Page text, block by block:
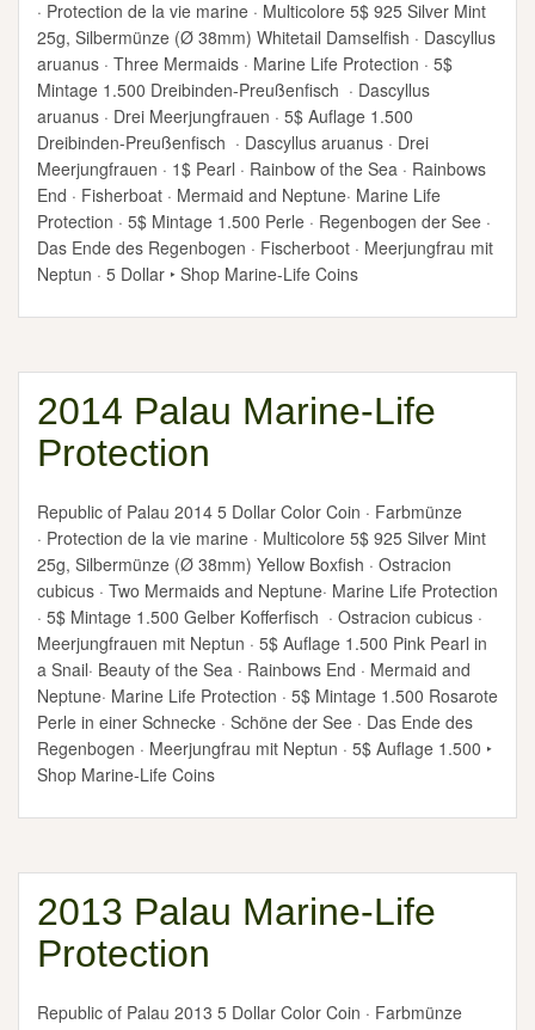
· Protection de la vie marine · Multicolore 5$ 925 Silver Mint
25g, Silbermünze (Ø 38mm) Whitetail Damselfish · Dascyllus
aruanus · Three Mermaids · Marine Life Protection · 5$
Mintage 1.500 Dreibinden-Preußenfisch · Dascyllus
aruanus · Drei Meerjungfrauen · 5$ Auflage 1.500
Dreibinden-Preußenfisch · Dascyllus aruanus · Drei
Meerjungfrauen · 1$ Pearl · Rainbow of the Sea · Rainbows
End · Fisherboat · Mermaid and Neptune· Marine Life
Protection · 5$ Mintage 1.500 Perle · Regenbogen der See ·
Das Ende des Regenbogen · Fischerboot · Meerjungfrau mit
Neptun · 5 Dollar ‣ Shop Marine-Life Coins
2014 Palau Marine-Life
Protection
Republic of Palau 2014 5 Dollar Color Coin · Farbmünze
· Protection de la vie marine · Multicolore 5$ 925 Silver Mint
25g, Silbermünze (Ø 38mm) Yellow Boxfish · Ostracion
cubicus · Two Mermaids and Neptune· Marine Life Protection
· 5$ Mintage 1.500 Gelber Kofferfisch · Ostracion cubicus ·
Meerjungfrauen mit Neptun · 5$ Auflage 1.500 Pink Pearl in
a Snail· Beauty of the Sea · Rainbows End · Mermaid and
Neptune· Marine Life Protection · 5$ Mintage 1.500 Rosarote
Perle in einer Schnecke · Schöne der See · Das Ende des
Regenbogen · Meerjungfrau mit Neptun · 5$ Auflage 1.500 ‣
Shop Marine-Life Coins
2013 Palau Marine-Life
Protection
Republic of Palau 2013 5 Dollar Color Coin · Farbmünze